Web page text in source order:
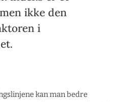
ikke den
i
kan man bedre